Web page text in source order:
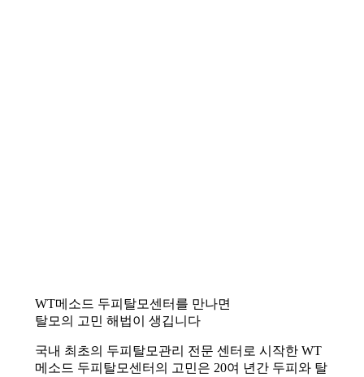
WT메소드 두피탈모센터를 만나면
탈모의 고민 해법이 생깁니다
국내 최초의 두피탈모관리 전문 센터로 시작한 WT
메소드 두피탈모센터의 고민은 20여 년간 두피와 탈